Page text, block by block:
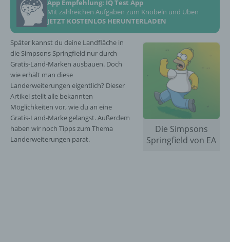
App Empfehlung: IQ Test App
Mit zahlreichen Aufgaben zum Knobeln und Üben
JETZT KOSTENLOS HERUNTERLADEN
Die Simpsons
Springfield von EA
Später kannst du deine Landfläche in
die Simpsons Springfield nur durch
Gratis-Land-Marken ausbauen. Doch
wie erhält man diese
Landerweiterungen eigentlich? Dieser
Artikel stellt alle bekannten
Möglichkeiten vor, wie du an eine
Gratis-Land-Marke gelangst. Außerdem
haben wir noch Tipps zum Thema
Landerweiterungen parat.